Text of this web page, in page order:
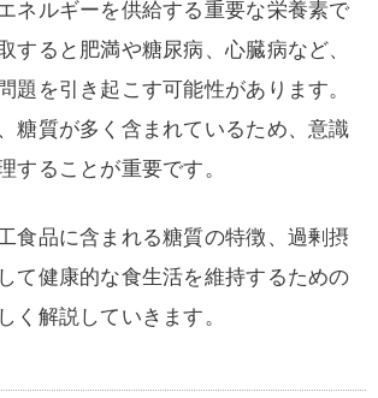
ネルギーを供給する重要な栄養素で
すると肥満や糖尿病、心臓病など、
題を引き起こす可能性があります。
糖質が多く含まれているため、意識
することが重要です。
食品に含まれる糖質の特徴、過剰摂
て健康的な食生活を維持するための
く解説していきます。